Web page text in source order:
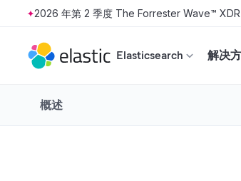
Skip to main content
2026 年第 2 季度 The Forrester Wave™
Elasticsearch 解决
概述